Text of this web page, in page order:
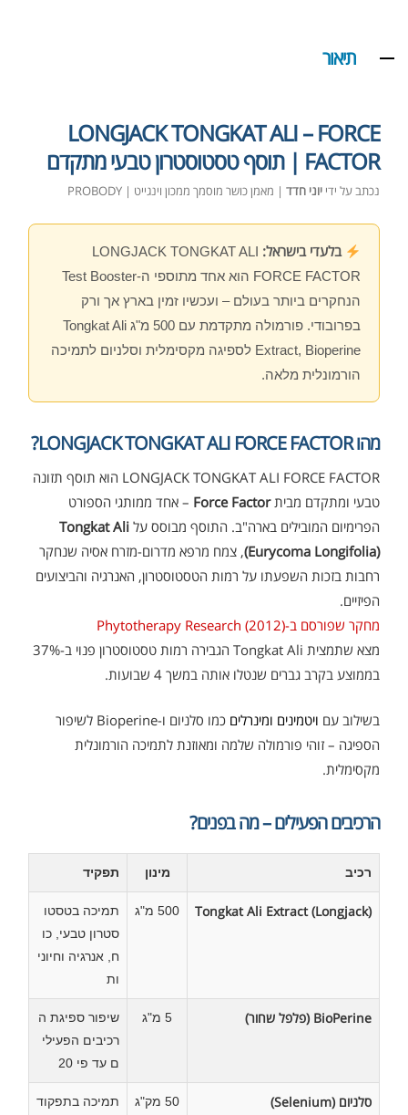
תיאור
LONGJACK TONGKAT ALI – FORCE
FACTOR | תוסף טסטוסטרון טבעי מתקדם
נכתב על ידי יוני חדד | מאמן כושר מוסמך ממכון וינגייט | PROBODY
בלעדי בישראל: LONGJACK TONGKAT ALI
FORCE FACTOR הוא אחד מתוספי ה-Test Booster
הנחקרים ביותר בעולם – ועכשיו זמין בארץ אך ורק
בפרובודי. פורמולה מתקדמת עם 500 מ"ג Tongkat Ali
Extract, Bioperine לספיגה מקסימלית וסלניום לתמיכה
הורמונלית מלאה.
מהו LONGJACK TONGKAT ALI FORCE FACTOR?
LONGJACK TONGKAT ALI FORCE FACTOR הוא תוסף תזונה
טבעי ומתקדם מביתForce Factor – אחד ממותגי הספורט
הפרימיום המובילים בארה"ב. התוסף מבוסס על Tongkat Ali
(Eurycoma Longifolia), צמח מרפא מדרום-מזרח אסיה שנחקר
רחבות בזכות השפעתו על רמות הטסטוסטרון, האנרגיה והביצועים
הפיזיים.
מחקר שפורסם ב-Phytotherapy Research (2012)
מצא שתמצית Tongkat Ali הגבירה רמות טסטוסטרון פנוי ב-37%
בממוצע בקרב גברים שנטלו אותה במשך 4 שבועות.
בשילוב עם ויטמינים ומינרלים
כמו סלניום ו-Bioperine לשיפור
הספיגה – זוהי פורמולה שלמה ומאוזנת לתמיכה הורמונלית
מקסימלית.
הרכיבים הפעילים – מה בפנים?
רכיב מינון תפקיד
Tongkat Ali Extract (Longjack) 500 מ"ג
תמיכה בטסטו
סטרון טבעי, כו
ח, אנרגיה וחיוני
ות
BioPerine (פלפל שחור) 5 מ"ג
שיפור ספיגת ה
רכיבים הפעילי
ם עד פי 20
סלניום (Selenium) 50 מק"ג תמיכה בתפקוד